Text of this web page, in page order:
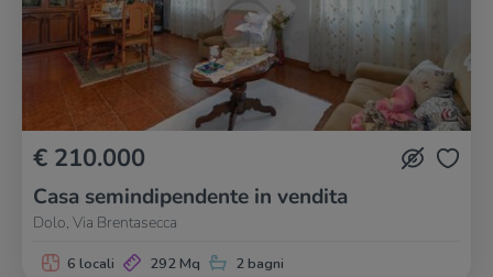
€ 210.000
Casa semindipendente in vendita
Dolo, Via Brentasecca
6 locali 292 Mq 2 bagni